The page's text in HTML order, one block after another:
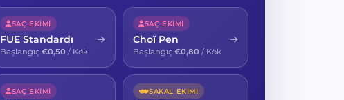
SAÇ EKIMI
FUE Standardı
Başlangıç€0,50 / Kök
SAÇ EKIMI
Choï Pen
Başlangıç €0,80 / Kök
SAÇ EKIMI SAKAL EKIMI